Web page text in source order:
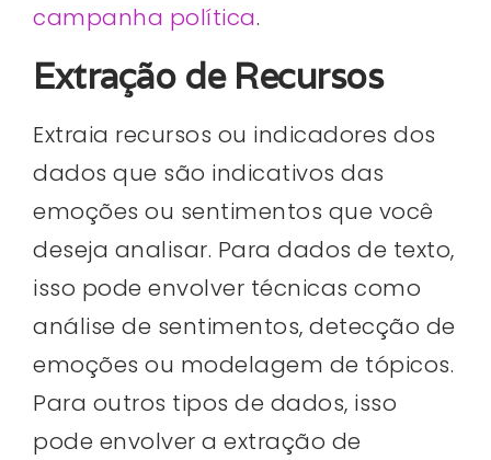
campanha política.
Extração de Recursos
Extraia recursos ou indicadores dos
dados que são indicativos das
emoções ou sentimentos que você
deseja analisar. Para dados de texto,
isso pode envolver técnicas como
análise de sentimentos, detecção de
emoções ou modelagem de tópicos.
Para outros tipos de dados, isso
pode envolver a extração de